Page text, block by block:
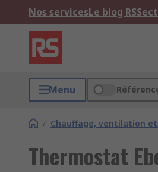
Nos servicesLe blog RS
Menu
/ Chauffage, ventilation
Thermostat